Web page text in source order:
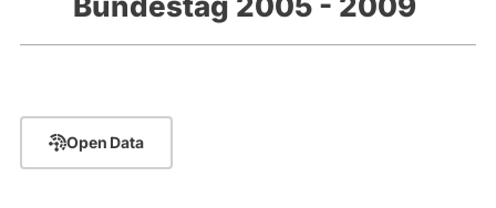
Open Data